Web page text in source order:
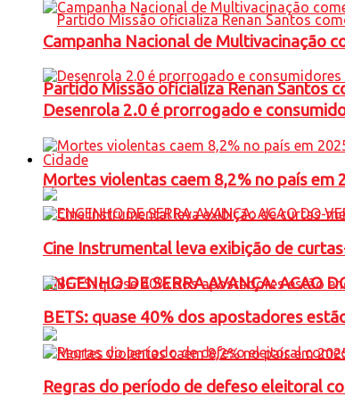
Partido Missão oficializa Renan Santos
Cidade
ENGENHO DE SERRA AVANÇA: ACAO
Campanha Nacional de Multivacinação
Desenrola 2.0 é prorrogado e
Mortes violentas caem 8,2% no país em
Cine Instrumental leva exibição de
BETS: quase 40% dos apostadores
Regras do período de defeso eleitoral